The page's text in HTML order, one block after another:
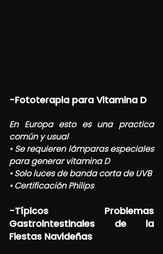
-Fototerapia para Vitamina D
En Europa esto es una practica
común y usual
• Se requieren lámparas especiales
para generar vitamina D
• Solo luces de banda corta de UVB
• Certificación Philips
-Típicos Problemas
Gastrointestinales de la
Fiestas Navideñas